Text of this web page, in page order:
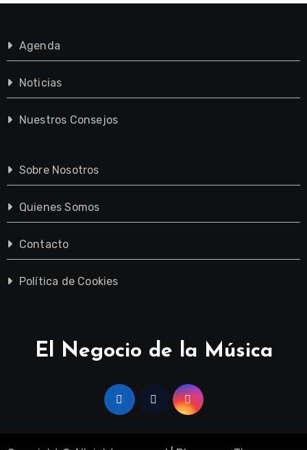
Agenda
Noticias
Nuestros Consejos
Sobre Nosotros
Quienes Somos
Contacto
Política de Cookies
El Negocio de la Música